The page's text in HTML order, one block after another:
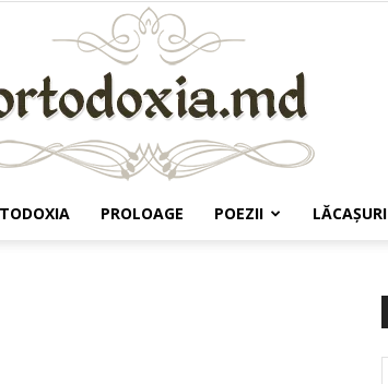
PROLOAGE POEZII LĂCAŞURI